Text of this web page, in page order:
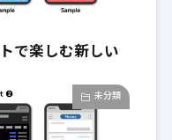
で楽しむ新しい
未分類